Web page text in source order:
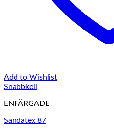
Add to Wishlist
Snabbkoll
ENFÄRGADE
Sandatex 87